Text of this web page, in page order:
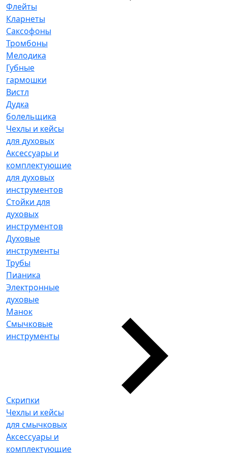
Флейты
Кларнеты
Саксофоны
Тромбоны
Мелодика
Губные
гармошки
Вистл
Дудка
болельщика
Чехлы и кейсы
для духовых
Аксессуары и
комплектующие
для духовых
инструментов
Стойки для
духовых
инструментов
Духовые
инструменты
Трубы
Пианика
Электронные
духовые
Манок
Смычковые
инструменты
Скрипки
Чехлы и кейсы
для смычковых
Аксессуары и
комплектующие